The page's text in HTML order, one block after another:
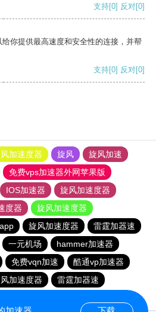
支持[0] 反对[0]
你提供最高速度和安全性的连接，并帮
支持[0] 反对[0]
加速度器 旋风
旋风加速
免费vps加速器外网苹果版
IOS加速器
旋风加速度器
度器
旋风加速度器
旋风加速度器
雷霆加器速
一元机场
hammer加速器
免费vqn加速
酷通vp加速器
加速度器
雷霆加器速